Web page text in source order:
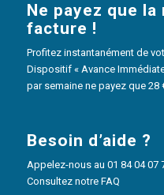
Ne payez que
facture !
Profitez instantanément de
Dispositif « Avance
par semaine ne payez que 28
Besoin d’aide ?
Appelez-nous au 01 84 04 07
Consultez notre FAQ